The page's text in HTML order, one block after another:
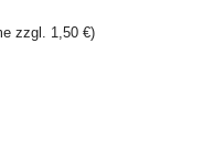
zzgl. 1,50 €)